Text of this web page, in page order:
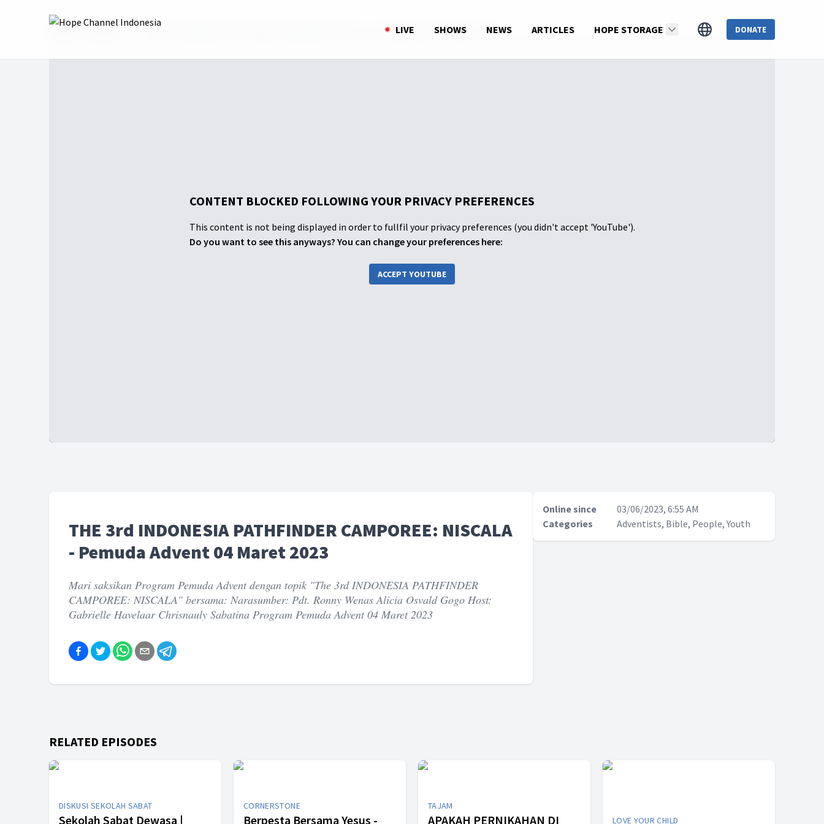
LIVE SHOWS NEWS ARTICLES HOPE STORAGE DONATE
Home Shows THE 3rd INDONESIA PATHFINDER CAMPOREE: NISCALA - Pemuda Advent 04 Maret 2023
CONTENT BLOCKED FOLLOWING YOUR PRIVACY PREFERENCES
This content is not being displayed in order to fullfil your privacy preferences (you didn't accept 'YouTube').
Do you want to see this anyways? You can change your preferences here:
ACCEPT YOUTUBE
THE 3rd INDONESIA PATHFINDER CAMPOREE: NISCALA
- Pemuda Advent 04 Maret 2023
Mari saksikan Program Pemuda Advent dengan topik "The 3rd INDONESIA PATHFINDER
CAMPOREE: NISCALA" bersama: Narasumber: Pdt. Ronny Wenas Alicia Osvald Gogo Host:
Gabrielle Havelaar Chrisnauly Sabatina Program Pemuda Advent 04 Maret 2023
Online since
03/06/2023, 6:55 AM
Categories
Adventists, Bible, People, Youth
RELATED EPISODES
DISKUSI SEKOLAH SABAT
Sekolah Sabat Dewasa |
CORNERSTONE
Berpesta Bersama Yesus -
TAJAM
APAKAH PERNIKAHAN DI
LOVE YOUR CHILD